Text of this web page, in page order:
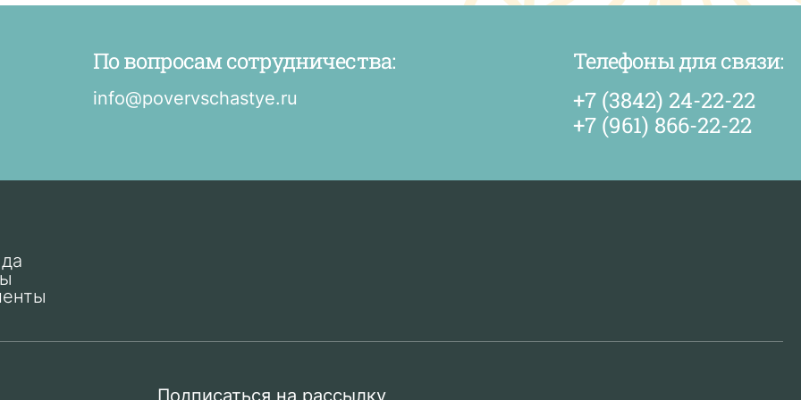
По вопросам сотрудничества:
info@povervschastye.ru
Телефоны для связи:
+7 (3842) 24-22-22
+7 (961) 866-22-22
Подписаться на рассылку